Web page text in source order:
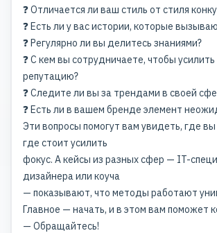
❓ Отличается ли ваш стиль от стиля
❓ Есть ли у вас истории, которые
❓ Регулярно ли вы делитесь знаниями?
❓ С кем вы сотрудничаете, чтобы
репутацию?
❓ Следите ли вы за трендами в своей
❓ Есть ли в вашем бренде элемент
Эти вопросы помогут вам увидеть, где
где стоит усилить
фокус. А кейсы из разных сфер — IT-
дизайнера или коуча
— показывают, что методы работают
Главное — начать, и в этом вам поможет
— Обращайтесь!